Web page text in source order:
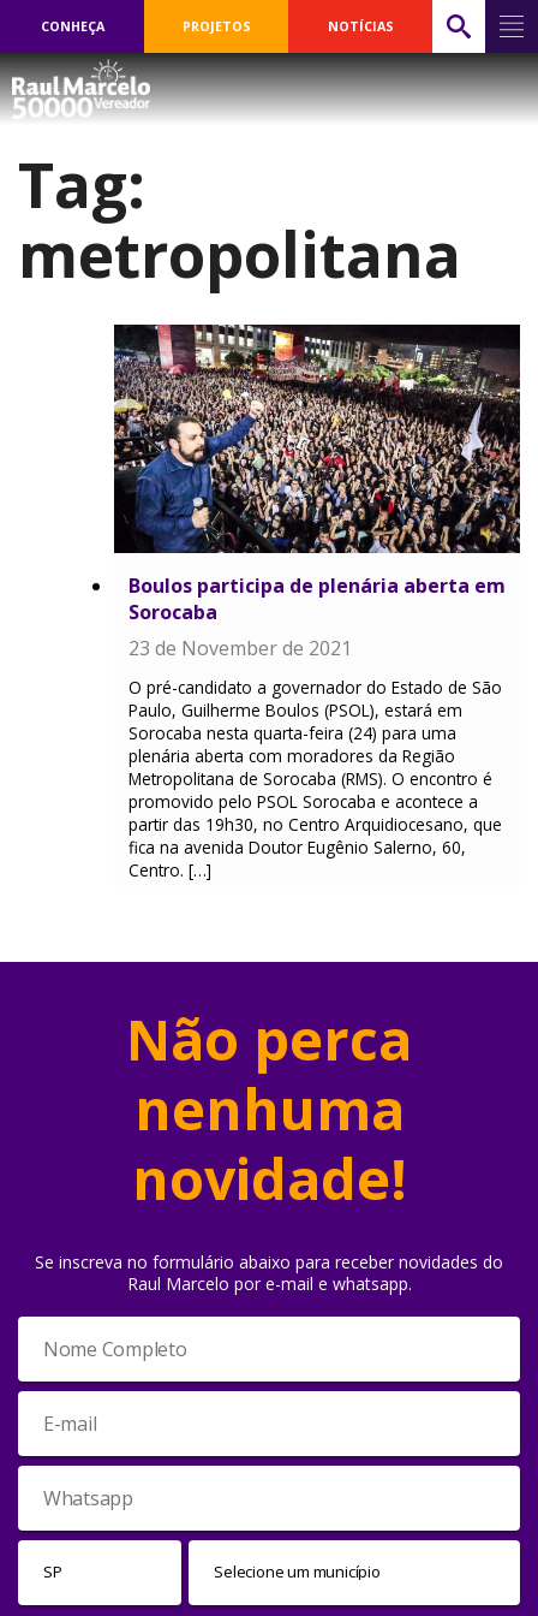
CONHEÇA PROJETOS NOTÍCIAS
Tag:
metropolitana
Boulos participa de plenária aberta em
Sorocaba
23 de November de 2021
O pré-candidato a governador do Estado de São
Paulo, Guilherme Boulos (PSOL), estará em
Sorocaba nesta quarta-feira (24) para uma
plenária aberta com moradores da Região
Metropolitana de Sorocaba (RMS). O encontro é
promovido pelo PSOL Sorocaba e acontece a
partir das 19h30, no Centro Arquidiocesano, que
fica na avenida Doutor Eugênio Salerno, 60,
Centro. […]
Não perca
nenhuma
novidade!
Se inscreva no formulário abaixo para receber novidades do
Raul Marcelo por e-mail e whatsapp.